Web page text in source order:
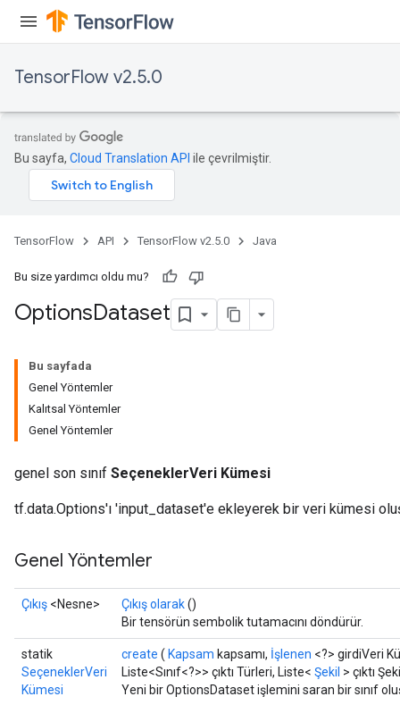
TensorFlow v2.5.0
Bu sayfa, Cloud Translation API ile çevrilmiştir.
TensorFlow API TensorFlow v2.5.0 Java
Bu size yardımcı oldu mu?
OptionsDataset
Bu sayfada
Genel Yöntemler
Kalıtsal Yöntemler
Genel Yöntemler
genel son sınıf SeçeneklerVeri Kümesi
tf.data.Options'ı 'input_dataset'e ekleyerek bir veri kümesi
Genel Yöntemler
Çıkış <Nesne> Çıkış olarak()
Bir tensörün sembolik tutamacını döndürür.
statik
SeçeneklerVeri
Kümesi
create ( Kapsam kapsamı, İşlenen <?> girdiVeri
Liste<Sınıf<?>> çıktı Türleri, Liste< Şekil > çıktı
Yeni bir OptionsDataset işlemini saran bir sınıf